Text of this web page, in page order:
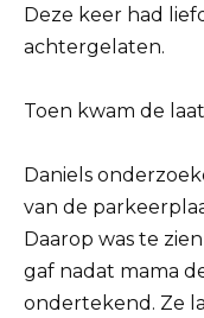
Deze keer had
achtergelaten.
Toen kwam de
Daniels
van de
Daarop was te
gaf nadat mama
ondertekend. Ze